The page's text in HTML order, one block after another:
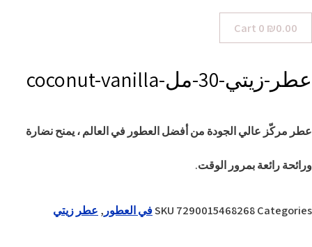
₪0.00
0
Cart
عطر-زيتي-30-مل-coconut-vanilla
عطر مركّز عالي الجودة من أفضل العطور في العالم ، يمنح نضارة
ورائحة رائعة بمرور الوقت.
SKU 7290015468268Categories في العطور, عطر زيتي